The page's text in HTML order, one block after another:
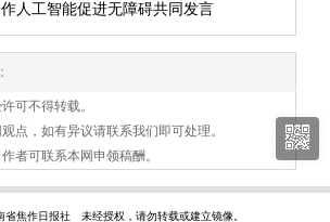
人工智能促进无障碍共同发言
可不得转载。
点，如有异议请联系我们即可处理。
者可联系本网申领稿酬。
省焦作日报社 未经授权，请勿转载或建立镜像。